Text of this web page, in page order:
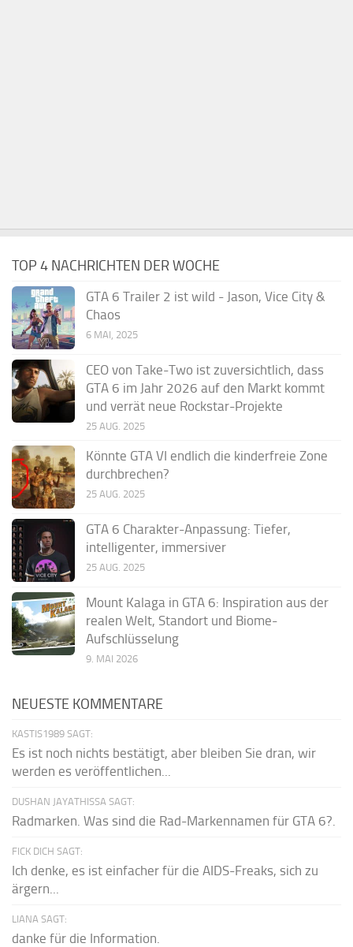
TOP 4 NACHRICHTEN DER WOCHE
GTA 6 Trailer 2 ist wild - Jason, Vice City &
Chaos
6 MAI, 2025
CEO von Take-Two ist zuversichtlich, dass
GTA 6 im Jahr 2026 auf den Markt kommt
und verrät neue Rockstar-Projekte
25 AUG. 2025
Könnte GTA VI endlich die kinderfreie Zone
durchbrechen?
25 AUG. 2025
GTA 6 Charakter-Anpassung: Tiefer,
intelligenter, immersiver
25 AUG. 2025
Mount Kalaga in GTA 6: Inspiration aus der
realen Welt, Standort und Biome-
Aufschlüsselung
9. MAI 2026
NEUESTE KOMMENTARE
KASTIS1989 SAGT:
Es ist noch nichts bestätigt, aber bleiben Sie dran, wir
werden es veröffentlichen...
DUSHAN JAYATHISSA SAGT:
Radmarken. Was sind die Rad-Markennamen für GTA 6?.
FICK DICH SAGT:
Ich denke, es ist einfacher für die AIDS-Freaks, sich zu
ärgern...
LIANA SAGT:
danke für die Information.